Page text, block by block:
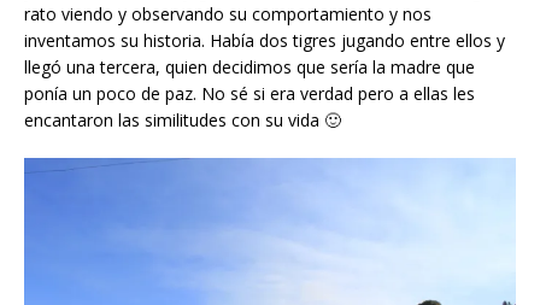
rato viendo y observando su comportamiento y nos
inventamos su historia. Había dos tigres jugando entre ellos y
llegó una tercera, quien decidimos que sería la madre que
ponía un poco de paz. No sé si era verdad pero a ellas les
encantaron las similitudes con su vida 🙂